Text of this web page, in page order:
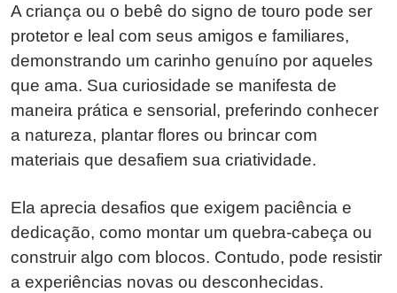
A criança ou o bebê do signo de touro pode ser
protetor e leal com seus amigos e familiares,
demonstrando um carinho genuíno por aqueles
que ama. Sua curiosidade se manifesta de
maneira prática e sensorial, preferindo conhecer
a natureza, plantar flores ou brincar com
materiais que desafiem sua criatividade.
Ela aprecia desafios que exigem paciência e
dedicação, como montar um quebra-cabeça ou
construir algo com blocos. Contudo, pode resistir
a experiências novas ou desconhecidas.